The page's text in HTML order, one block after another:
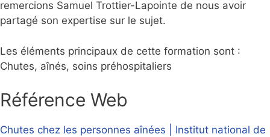
remercions Samuel Trottier-Lapointe de nous avoir
partagé son expertise sur le sujet.
Les éléments principaux de cette formation sont :
Chutes, aînés, soins préhospitaliers
Référence Web
Chutes chez les personnes aînées | Institut national de